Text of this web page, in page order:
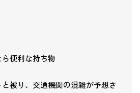
便利な持ち物
被り、交通機関の混雑が予想さ